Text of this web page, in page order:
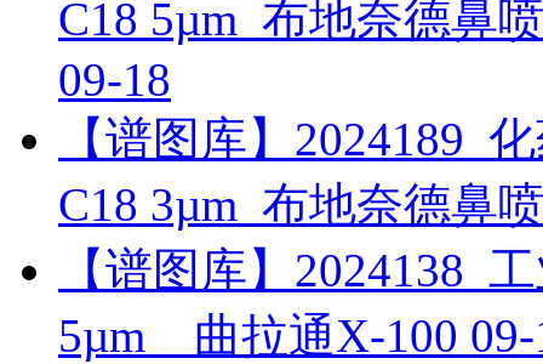
C18 5µm_布地奈德鼻
09-18
【谱图库】2024189_
C18 3µm_布地奈德鼻
【谱图库】2024138_
5µm__曲拉通X-100